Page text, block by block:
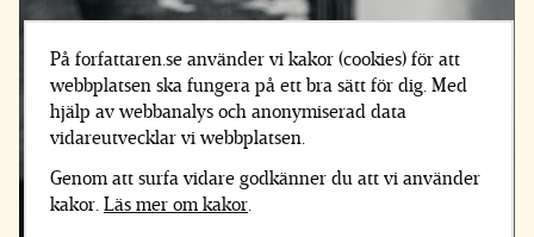
På forfattaren.se använder vi kakor (cookies) för att
webbplatsen ska fungera på ett bra sätt för dig. Med
hjälp av webbanalys och anonymiserad data
vidareutvecklar vi webbplatsen.
Genom att surfa vidare godkänner du att vi använder
kakor. Läs mer om kakor.